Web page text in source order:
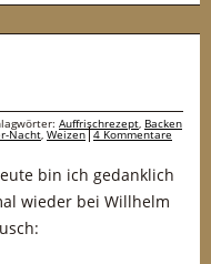
Auffrischrezept, Backen
Nacht, Weizen 4 Kommentare
bin ich gedanklich
wieder bei Willhelm